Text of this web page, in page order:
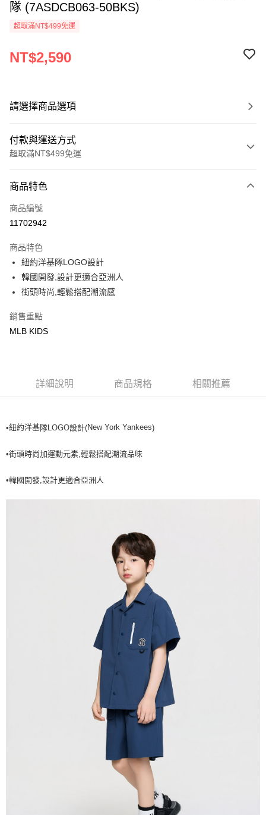
隊 (7ASDCB063-50BKS)
超取滿NT$499免運
NT$2,590
請選擇商品選項
付款與運送方式
超取滿NT$499免運
信用卡一次付款
超商取貨付款
Apple Pay
街口支付
運送方式
全家取貨<不支援離島取退>
7-11取貨付款<未取貨列黑名單/不支援離島取退>
每筆NT$60，滿NT$499(含以上)免運費
商品特色
商品編號
11702942
商品特色
紐約洋基隊LOGO設計
韓國開發,設計更適合亞洲人
街頭時尚,輕鬆搭配潮流感
銷售重點
MLB KIDS
詳細說明 商品規格 相關推薦
•紐約洋基隊LOGO設計(New York Yankees)
•街頭時尚加運動元素,輕鬆搭配潮流品味
•韓國開發,設計更適合亞洲人